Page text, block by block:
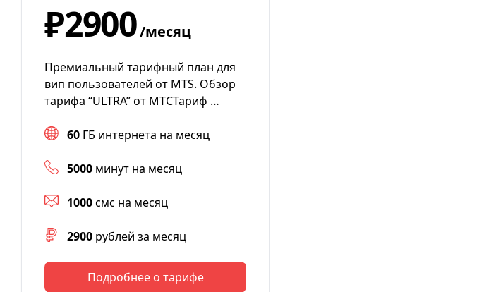
₽2900/месяц
Премиальный тарифный план для
вип пользователей от MTS. Обзор
тарифа “ULTRA” от МТСТариф …
60 ГБ интернета на месяц
5000 минут на месяц
1000смс на месяц
2900 рублей за месяц
Подробнее о тарифе